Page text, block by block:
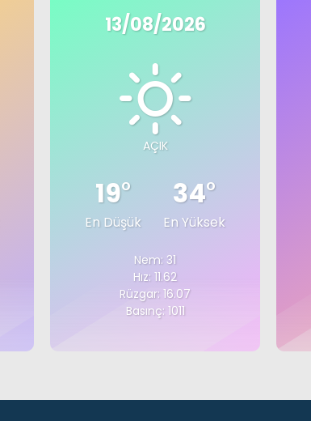
13/08/2026
AÇIK
19°
En Düşük
34°
En Yüksek
Nem: 31
Hız: 11.62
Rüzgar: 16.07
Basınç: 1011